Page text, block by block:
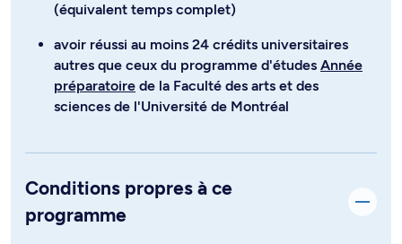
(équivalent temps complet)
avoir réussi au moins 24 crédits universitaires
autres que ceux du programme d'études Année
préparatoire de la Faculté des arts et des
sciences de l'Université de Montréal
Conditions propres à ce
programme